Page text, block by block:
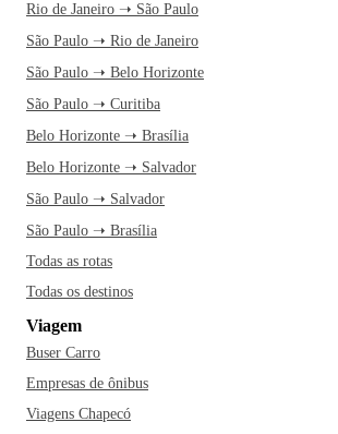
Rio de Janeiro ➝ São Paulo
São Paulo ➝ Rio de Janeiro
São Paulo ➝ Belo Horizonte
São Paulo ➝ Curitiba
Belo Horizonte ➝ Brasília
Belo Horizonte ➝ Salvador
São Paulo ➝ Salvador
São Paulo ➝ Brasília
Todas as rotas
Todas os destinos
Viagem
Buser Carro
Empresas de ônibus
Viagens Chapecó